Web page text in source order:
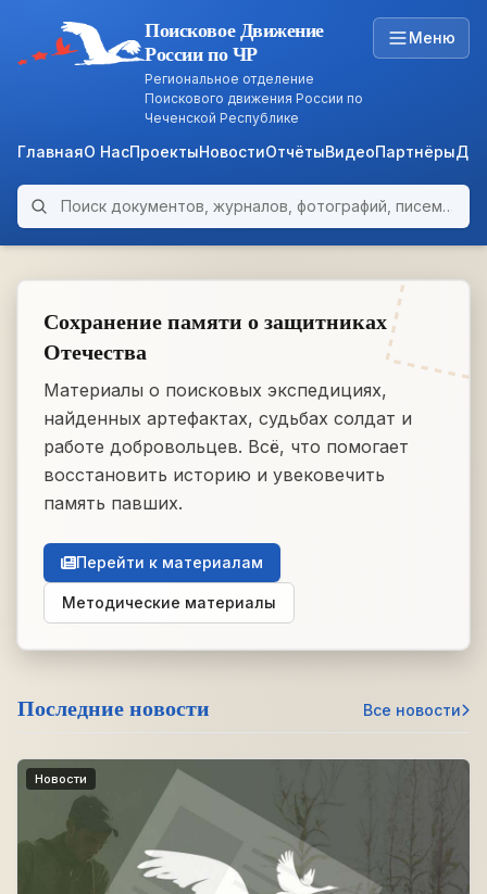
ARCHIVE
Поисковое Движение
России по ЧР
Региональное отделение
Поискового движения России по
Чеченской Республике
Меню
ГлавнаяО НасПроектыНовостиОтчётыВидеоПартнёры
Поиск по архиву
Сохранение памяти о защитниках
Отечества
Материалы о поисковых экспедициях,
найденных артефактах, судьбах солдат и
работе добровольцев. Всё, что помогает
восстановить историю и увековечить
память павших.
Перейти к материалам
Методические материалы
Последние новости Все новости
Новости